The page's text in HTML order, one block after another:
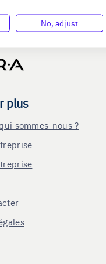
plus
sommes-nous ?
No, adjust